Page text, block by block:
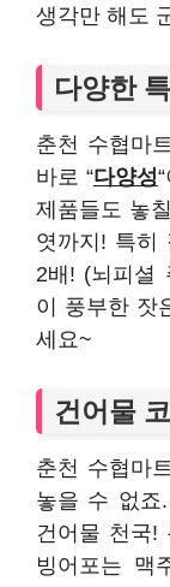
생각만 해도
다양한
춘천 수협마
바로 “다양성
제품들도 놓
엿까지! 특히
2배! (뇌피셜
이 풍부한 잣
세요~
건어물
춘천 수협마
놓을 수 없
건어물 천국!
빙어포는 맥